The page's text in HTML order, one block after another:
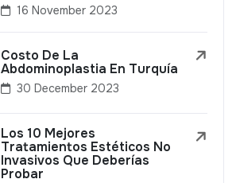
16 November 2023
Costo De La
Abdominoplastia En Turquía
30 December 2023
Los 10 Mejores
Tratamientos Estéticos No
Invasivos Que Deberías
Probar